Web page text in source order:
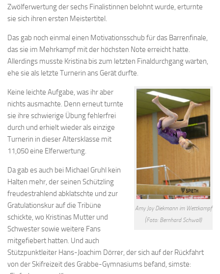
Zwölferwertung der sechs Finalistinnen belohnt wurde, erturnte
sie sich ihren ersten Meistertitel.
Das gab noch einmal einen Motivationsschub für das Barrenfinale,
das sie im Mehrkampf mit der höchsten Note erreicht hatte.
Allerdings musste Kristina bis zum letzten Finaldurchgang warten,
ehe sie als letzte Turnerin ans Gerät durfte.
Amy Joy Diekmann im Wettkampf
(Foto: Bernhard Schwall)
Keine leichte Aufgabe, was ihr aber
nichts ausmachte. Denn erneut turnte
sie ihre schwierige Übung fehlerfrei
durch und erhielt wieder als einzige
Turnerin in dieser Altersklasse mit
11,050 eine Elferwertung.
Da gab es auch bei Michael Gruhl kein
Halten mehr, der seinen Schützling
freudestrahlend abklatschte und zur
Gratulationskur auf die Tribüne
schickte, wo Kristinas Mutter und
Schwester sowie weitere Fans
mitgefiebert hatten. Und auch
Stützpunktleiter Hans-Joachim Dörrer, der sich auf der Rückfahrt
von der Skifreizeit des Grabbe-Gymnasiums befand, simste: